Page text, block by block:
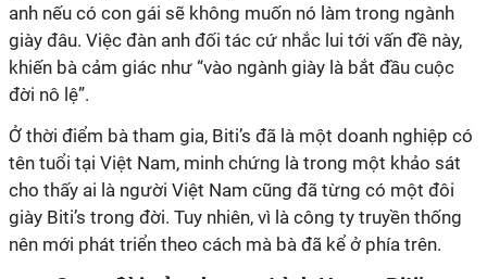
anh nếu có con gái sẽ không muốn nó làm trong ngành
giày đâu. Việc đàn anh đối tác cứ nhắc lui tới vấn đề này,
khiến bà cảm giác như “vào ngành giày là bắt đầu cuộc
đời nô lệ”.
Ở thời điểm bà tham gia, Biti’s đã là một doanh nghiệp có
tên tuổi tại Việt Nam, minh chứng là trong một khảo sát
cho thấy ai là người Việt Nam cũng đã từng có một đôi
giày Biti’s trong đời. Tuy nhiên, vì là công ty truyền thống
nên mới phát triển theo cách mà bà đã kể ở phía trên.